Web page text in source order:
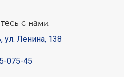
с нами
, ул. Ленина, 138
075-45